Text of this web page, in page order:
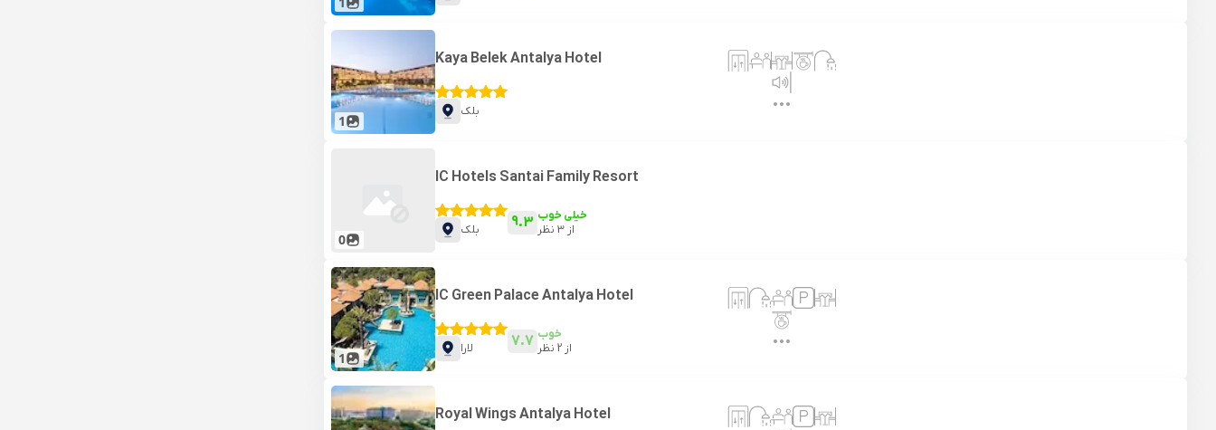
1
Kaya Belek Antalya Hotel
بلک
0
IC Hotels Santai Family Resort
بلک 9.3 خیلی خوب
از 3نظر
1
IC Green Palace Antalya Hotel
لارا 7.7 خوب
از 2نظر
Royal Wings Antalya Hotel